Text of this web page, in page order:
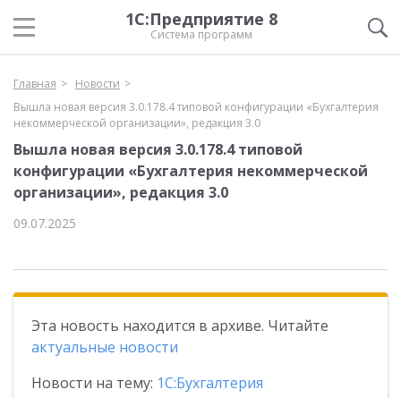
1С:Предприятие 8
Система программ
Главная
Новости
Вышла новая версия 3.0.178.4 типовой конфигурации «Бухгалтерия
некоммерческой организации», редакция 3.0
Вышла новая версия 3.0.178.4 типовой
конфигурации «Бухгалтерия некоммерческой
организации», редакция 3.0
09.07.2025
Эта новость находится в архиве. Читайте
актуальные новости
Новости на тему: 1С:Бухгалтерия